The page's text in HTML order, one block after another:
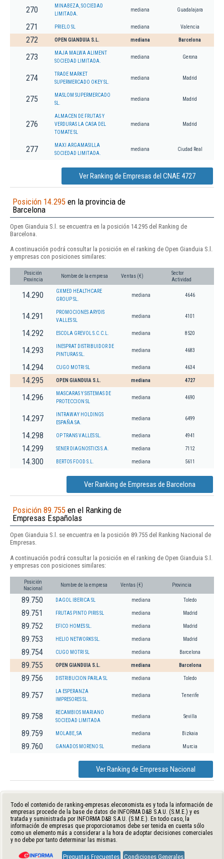
270
MINABEZA, SOCIEDAD
LIMITADA.
mediana Guadalajara
271 PRIELO SL mediana Valencia
272 OPEN GIANDUIA S.L. mediana Barcelona
273
MAJA MALWA ALIMENT
SOCIEDAD LIMITADA.
mediana Gerona
274
TRADE MARKET
SUPERMERCADO OKEY SL.
mediana Madrid
275
MASLOM SUPERMERCADO
SL.
mediana Madrid
276
ALMACEN DE FRUTAS Y
VERDURAS LA CASA DEL
TOMATE SL
mediana Madrid
277
MAXI ARGAMASILLA
SOCIEDAD LIMITADA.
mediana Ciudad Real
Ver Ranking de Empresas del CNAE 4727
Posición 14.295 en la provincia de
Barcelona
Open Gianduia S.l. se encuentra en la posición 14.295 del Ranking de
Barcelona.
A continuación podrá consultar la posición en el ranking de Open Gianduia S.l.
y empresas con posiciones similares:
Posición
Provincia
Nombre de la empresa Ventas (€)
Sector
Actividad
14.290
GXMED HEALTHCARE
GROUP SL.
mediana 4646
14.291
PROMOCIONES ARYDIS
VALLES SL
mediana 4101
14.292 ESCOLA GREVOL S.C.C.L. mediana 8520
14.293
INESPRAT DISTRIBUIDOR DE
PINTURAS SL.
mediana 4683
14.294 CUGO MOTRI SL mediana 4634
14.295 OPEN GIANDUIA S.L. mediana 4727
14.296
MASCARAS Y SISTEMAS DE
PROTECCION SL
mediana 4690
14.297
INTRAWAY HOLDINGS
ESPAÑA SA.
mediana 6499
14.298 OP TRANS VALLES SL. mediana 4941
14.299 SENER DIAGNOSTICS S.A. mediana 7112
14.300 BERTOS FOOD S.L. mediana 5611
Ver Ranking de Empresas de Barcelona
Posición 89.755 en el Ranking de
Empresas Españolas
Open Gianduia S.l. se encuentra en la posición 89.755 del Ranking Nacional de
Empresas.
A continuación podrá consultar la posición en el ranking de Open Gianduia S.l.
y empresas con posiciones similares:
Posición
Nacional
Nombre de la empresa Ventas (€) Provincia
89.750 DAGOL IBERICA SL mediana Toledo
89.751 FRUTAS PINTO PIRIS SL mediana Madrid
89.752 EFICO HOMES SL. mediana Madrid
89.753 HELIO NETWORKS SL. mediana Madrid
89.754 CUGO MOTRI SL mediana Barcelona
89.755 OPEN GIANDUIA S.L. mediana Barcelona
89.756 DISTRIBUCION PARLA SL mediana Toledo
89.757
LA ESPERANZA
IMPRESORES SL.
mediana Tenerife
89.758
RECAMBIOS MARIANO
SOCIEDAD LIMITADA
mediana Sevilla
89.759 MOLABE, SA mediana Bizkaia
89.760 GANADOS MORENO SL mediana Murcia
Ver Ranking de Empresas Nacional
Todo el contenido de ranking-empresas.eleconomista.es y toda la información de
empresas procede de la base de datos de INFORMA D&B S.A.U. (S.M.E.) y es
tratada y suministrada por INFORMA D&B S.A.U. (S.M.E.). En todo caso, la
información de empresas que proporcionamos debe ser tenida en cuenta sólo
como un elemento más a considerar a la hora de adoptar decisiones comerciales
y no debe por tanto determinar las mismas.
Preguntas Frecuentes Condiciones Generales